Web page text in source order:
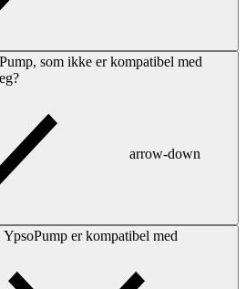
som ikke er kompatibel med
arrow-down
er kompatibel med